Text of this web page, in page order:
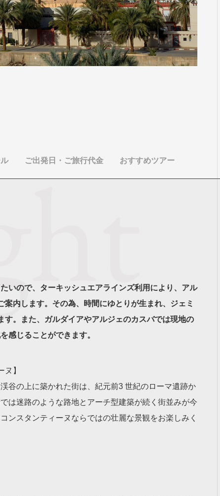
ご出発日・ご旅行代金 おすすめツアー
いので、ターキッシュエアラインズ利用により、アル
内します。その為、時間にゆとりが生まれ、ジェミ
。また、ガルダイアやアルジェのカスバでは現地の
感じることができます。
】
谷の上に築かれた街は、紀元前3 世紀のローマ遺跡か
は迷路のような路地とアーチ型建築が続く街並みが今
ンスタンティーヌならではの壮麗な景観をお楽しみく